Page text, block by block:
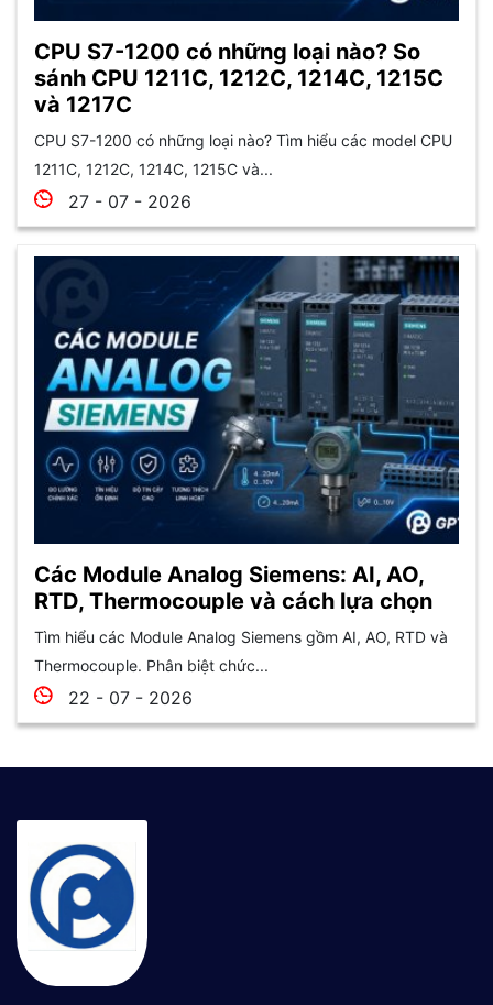
CPU S7-1200 có những loại nào? So
sánh CPU 1211C, 1212C, 1214C, 1215C
và 1217C
CPU S7-1200 có những loại nào? Tìm hiểu các model CPU
1211C, 1212C, 1214C, 1215C và...
27 - 07 - 2026
Các Module Analog Siemens: AI, AO,
RTD, Thermocouple và cách lựa chọn
Tìm hiểu các Module Analog Siemens gồm AI, AO, RTD và
Thermocouple. Phân biệt chức...
22 - 07 - 2026